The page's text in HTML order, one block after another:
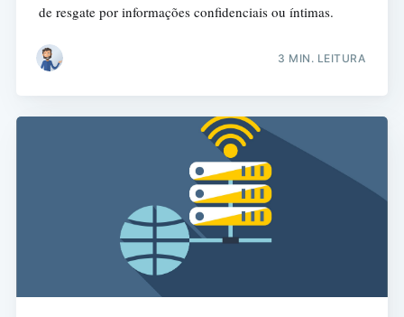
de resgate por informações confidenciais ou íntimas.
3 MIN. LEITURA